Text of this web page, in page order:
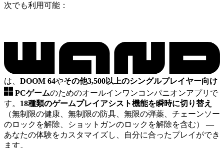
次でも利用可能：
は、 DOOM 64やその他3,500以上のシングルプレイヤー向け
PCゲームのためのオールインワンコンパニオンアプリで
す。 18種類のゲームプレイアシスト機能を瞬時に切り替え
（無制限の健康、無制限の防具、無限の弾薬、チェーンソー
のロックを解除、ショットガンのロックを解除を含む） —
あなたの体験をカスタマイズし、自分に合ったプレイができ
ます。